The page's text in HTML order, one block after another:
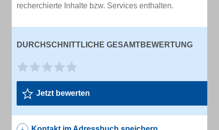
recherchierte Inhalte bzw. Services enthalten.
DURCHSCHNITTLICHE GESAMTBEWERTUNG
Jetzt bewerten